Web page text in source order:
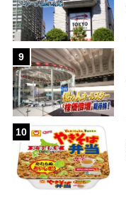
9
10